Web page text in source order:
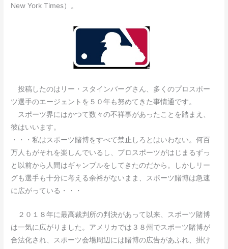
New York Times）。
投稿したのはリー・スタインバーグさん、多くのプロスポー
ツ選手のエージェントを５０年も努めてきた事情通です。
スポーツ界にはかつて数々の不祥事があったことを踏まえ、
彼はいいます。
・・・私はスポーツ賭博をすべて禁止しろとはいわない。何百
万人もがそれを楽しんでいるし、プロスポーツがはじまるずっ
と以前から人間はギャンブルをしてきたのだから。しかしリー
グも選手も十分に考える余裕がないまま、スポーツ賭博は急速
に広がっている・・・
２０１８年に最高裁判所の判決があって以来、スポーツ賭博
は一気に広がりました。アメリカでは３８州でスポーツ賭博が
合法化され、スポーツ会場周辺には賭博の広告があふれ、掛け